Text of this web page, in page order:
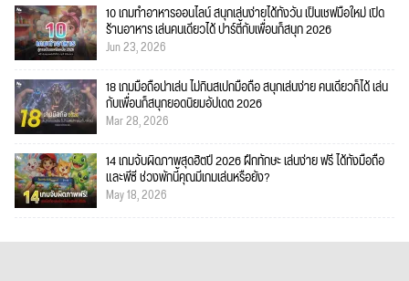
10 เกมทำอาหารออนไลน์ สนุกเล่นง่ายได้ทั้งวัน เป็นเชฟมือใหม่ เปิด
ร้านอาหาร เล่นคนเดียวได้ ปาร์ตี้กับเพื่อนก็สนุก 2026
Jun 23, 2026
18 เกมมือถือน่าเล่น ไม่กินสเปกมือถือ สนุกเล่นง่าย คนเดียวก็ได้ เล่น
กับเพื่อนก็สนุกยอดนิยมอัปเดต 2026
Mar 28, 2026
14 เกมจับผิดภาพสุดฮิตปี 2026 ฝึกทักษะ เล่นง่าย ฟรี ได้ทั้งมือถือ
และพีซี ช่วงพักนี้คุณมีเกมเล่นหรือยัง?
May 18, 2026